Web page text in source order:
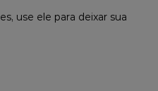
use ele para deixar sua